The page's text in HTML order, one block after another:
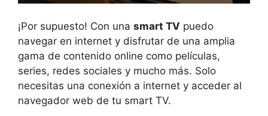
¡Por supuesto! Con una smart TV puedo
navegar en internet y disfrutar de una amplia
gama de contenido online como películas,
series, redes sociales y mucho más. Solo
necesitas una conexión a internet y acceder al
navegador web de tu smart TV.